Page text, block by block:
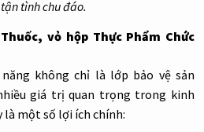
tình chu đáo.
vỏ hộp Thực Phẩm Chức
không chỉ là lớp bảo vệ sản
giá trị quan trọng trong kinh
là một số lợi ích chính: